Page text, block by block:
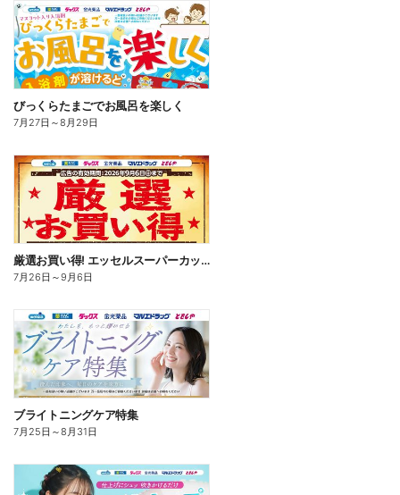
びっくらたまごでお風呂を楽しく
7月27日 ～8月29日
厳選お買い得! エッセルスーパーカップ
7月26日 ～9月6日
ブライトニングケア特集
7月25日 ～8月31日